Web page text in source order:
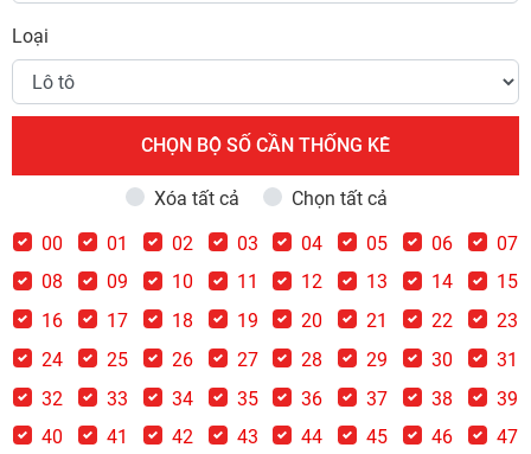
Loại
CHỌN BỘ SỐ CẦN THỐNG KÊ
Xóa tất cả
Chọn tất cả
00
01 02 03 04 05 06
07
08
09 10 11 12 13 14
15
16
17 18 19 20 21 22
23
24
25 26 27 28 29 30
31
32
33 34 35 36 37 38
39
40
41 42 43 44 45 46
47